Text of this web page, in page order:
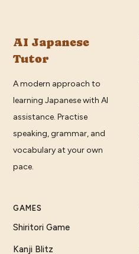
AI Japanese
Tutor
A modern approach to
learning Japanese with AI
assistance. Practise
speaking, grammar, and
vocabulary at your own
pace.
GAMES
Shiritori Game
Kanji Blitz